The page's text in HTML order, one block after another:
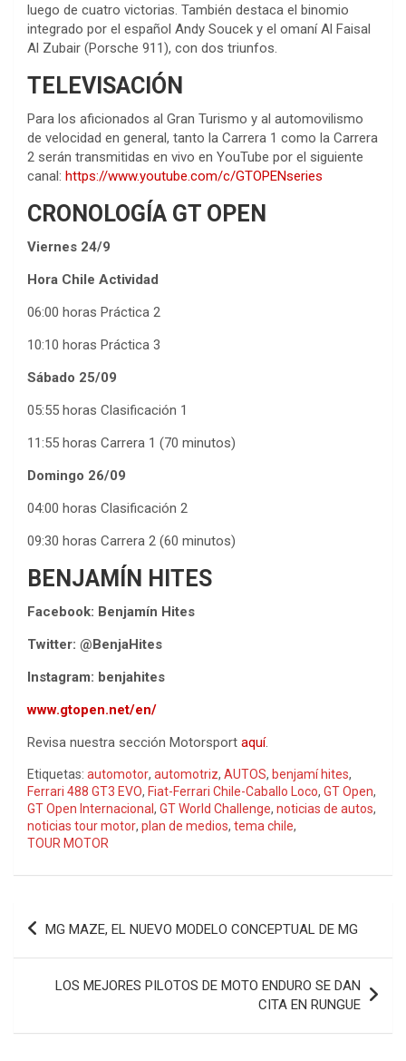
luego de cuatro victorias. También destaca el binomio
integrado por el español Andy Soucek y el omaní Al Faisal
Al Zubair (Porsche 911), con dos triunfos.
TELEVISACIÓN
Para los aficionados al Gran Turismo y al automovilismo
de velocidad en general, tanto la Carrera 1 como la Carrera
2 serán transmitidas en vivo en YouTube por el siguiente
canal: https://www.youtube.com/c/GTOPENseries
CRONOLOGÍA GT OPEN
Viernes 24/9
Hora Chile Actividad
06:00 horas Práctica 2
10:10 horas Práctica 3
Sábado 25/09
05:55 horas Clasificación 1
11:55 horas Carrera 1 (70 minutos)
Domingo 26/09
04:00 horas Clasificación 2
09:30 horas Carrera 2 (60 minutos)
BENJAMÍN HITES
Facebook: Benjamín Hites
Twitter: @BenjaHites
Instagram: benjahites
www.gtopen.net/en/
Revisa nuestra sección Motorsport aquí.
Etiquetas: automotor, automotriz, AUTOS, benjamí hites,
Ferrari 488 GT3 EVO, Fiat-Ferrari Chile-Caballo Loco, GT Open,
GT Open Internacional , GT World Challenge, noticias de autos,
noticias tour motor, plan de medios, tema chile,
TOUR MOTOR
Navegación
MG MAZE, EL NUEVO MODELO CONCEPTUAL DE MG
LOS MEJORES PILOTOS DE MOTO ENDURO SE DAN
CITA EN RUNGUE